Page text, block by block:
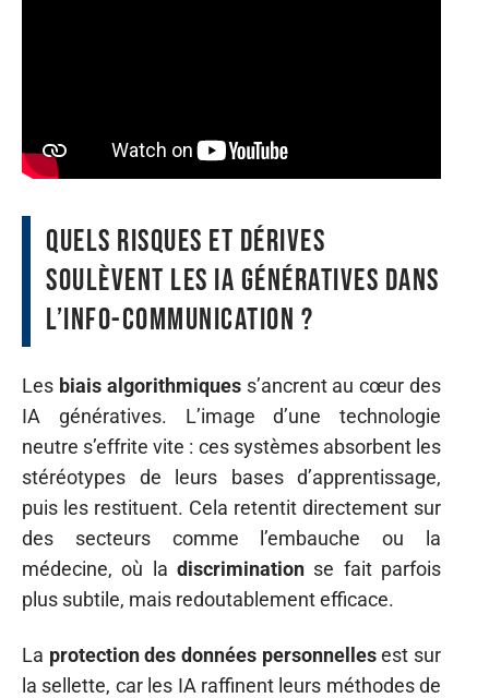
Quels risques et dérives
soulèvent les IA génératives dans
l’info-communication ?
Les biais algorithmiquess’ancrent au cœur des
IA génératives. L’image d’une technologie
neutre s’effrite vite : ces systèmes absorbent les
stéréotypes de leurs bases d’apprentissage,
puis les restituent. Cela retentit directement sur
des secteurs comme l’embauche ou la
médecine, où la discrimination se fait parfois
plus subtile, mais redoutablement efficace.
La protection des données personnellesest sur
la sellette, car les IA raffinent leurs méthodes de